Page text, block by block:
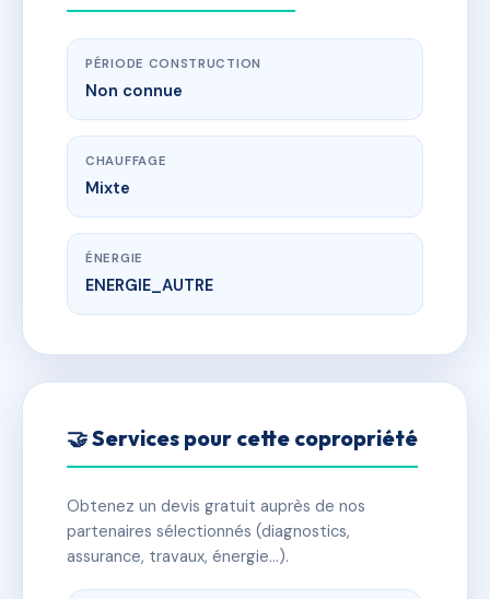
PÉRIODE CONSTRUCTION
Non connue
CHAUFFAGE
Mixte
ÉNERGIE
ENERGIE_AUTRE
🤝 Services pour cette copropriété
Obtenez un devis gratuit auprès de nos
partenaires sélectionnés (diagnostics,
assurance, travaux, énergie…).